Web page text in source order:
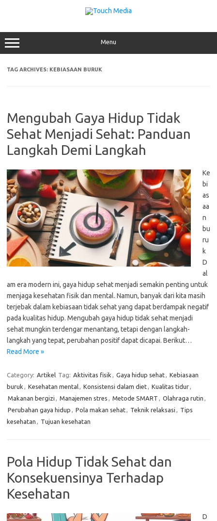
Menu
TAG ARCHIVES: KEBIASAAN BURUK
Mengubah Gaya Hidup Tidak
Sehat Menjadi Sehat: Panduan
Langkah Demi Langkah
Ke
bi
as
aa
n
bu
ru
k
D
al
am era modern ini, gaya hidup sehat menjadi semakin penting untuk
menjaga kesehatan fisik dan mental. Namun, banyak dari kita masih
terjebak dalam kebiasaan tidak sehat yang dapat berdampak negatif
pada kualitas hidup. Mengubah gaya hidup tidak sehat menjadi
sehat mungkin terdengar menantang, tetapi dengan langkah-
langkah yang tepat, perubahan positif dapat dicapai. Berikut…
Read More »
Category: Artikel Tag: Aktivitas fisik , Gaya hidup sehat, Kebiasaan
buruk , Kesehatan mental, Konsistensi dalam diet, Kualitas tidur,
Makanan bergizi , Manajemen stres , Metode SMART , Olahraga rutin ,
Perubahan gaya hidup , Pola makan sehat, Teknik relaksasi , Tips
kesehatan , Tujuan kesehatan
Pola Hidup Tidak Sehat dan
Konsekuensinya Terhadap
Kesehatan
D